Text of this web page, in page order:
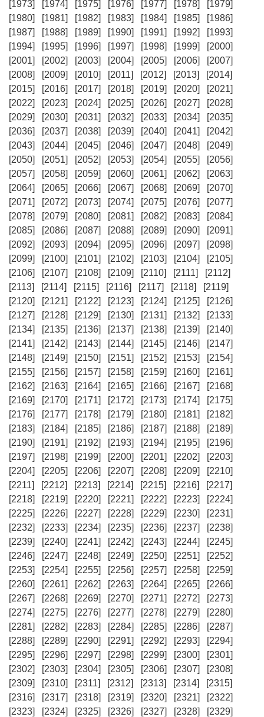
[1973] [1974] [1975] [1976] [1977] [1978]
[1979]
[1980]
[1981] [1982] [1983] [1984] [1985]
[1986]
[1987]
[1988] [1989] [1990] [1991] [1992]
[1993]
[1994]
[1995] [1996] [1997] [1998] [1999]
[2000]
[2001]
[2002] [2003] [2004] [2005] [2006]
[2007]
[2008]
[2009] [2010] [2011] [2012] [2013]
[2014]
[2015]
[2016] [2017] [2018] [2019] [2020]
[2021]
[2022]
[2023] [2024] [2025] [2026] [2027]
[2028]
[2029]
[2030] [2031] [2032] [2033] [2034]
[2035]
[2036]
[2037] [2038] [2039] [2040] [2041]
[2042]
[2043]
[2044] [2045] [2046] [2047] [2048]
[2049]
[2050]
[2051] [2052] [2053] [2054] [2055]
[2056]
[2057]
[2058] [2059] [2060] [2061] [2062]
[2063]
[2064]
[2065] [2066] [2067] [2068] [2069]
[2070]
[2071]
[2072] [2073] [2074] [2075] [2076]
[2077]
[2078]
[2079] [2080] [2081] [2082] [2083]
[2084]
[2085]
[2086] [2087] [2088] [2089] [2090]
[2091]
[2092]
[2093] [2094] [2095] [2096] [2097]
[2098]
[2099]
[2100] [2101] [2102] [2103] [2104]
[2105]
[2106]
[2107] [2108] [2109] [2110] [2111]
[2112]
[2113]
[2114] [2115] [2116] [2117] [2118]
[2119]
[2120]
[2121] [2122] [2123] [2124] [2125]
[2126]
[2127]
[2128] [2129] [2130] [2131] [2132]
[2133]
[2134]
[2135] [2136] [2137] [2138] [2139]
[2140]
[2141]
[2142] [2143] [2144] [2145] [2146]
[2147]
[2148]
[2149] [2150] [2151] [2152] [2153]
[2154]
[2155]
[2156] [2157] [2158] [2159] [2160]
[2161]
[2162]
[2163] [2164] [2165] [2166] [2167]
[2168]
[2169]
[2170] [2171] [2172] [2173] [2174]
[2175]
[2176]
[2177] [2178] [2179] [2180] [2181]
[2182]
[2183]
[2184] [2185] [2186] [2187] [2188]
[2189]
[2190]
[2191] [2192] [2193] [2194] [2195]
[2196]
[2197]
[2198] [2199] [2200] [2201] [2202]
[2203]
[2204]
[2205] [2206] [2207] [2208] [2209]
[2210]
[2211]
[2212] [2213] [2214] [2215] [2216]
[2217]
[2218]
[2219] [2220] [2221] [2222] [2223]
[2224]
[2225]
[2226] [2227] [2228] [2229] [2230]
[2231]
[2232]
[2233] [2234] [2235] [2236] [2237]
[2238]
[2239]
[2240] [2241] [2242] [2243] [2244]
[2245]
[2246]
[2247] [2248] [2249] [2250] [2251]
[2252]
[2253]
[2254] [2255] [2256] [2257] [2258]
[2259]
[2260]
[2261] [2262] [2263] [2264] [2265]
[2266]
[2267]
[2268] [2269] [2270] [2271] [2272]
[2273]
[2274]
[2275] [2276] [2277] [2278] [2279]
[2280]
[2281]
[2282] [2283] [2284] [2285] [2286]
[2287]
[2288]
[2289] [2290] [2291] [2292] [2293]
[2294]
[2295]
[2296] [2297] [2298] [2299] [2300]
[2301]
[2302]
[2303] [2304] [2305] [2306] [2307]
[2308]
[2309]
[2310] [2311] [2312] [2313] [2314]
[2315]
[2316]
[2317] [2318] [2319] [2320] [2321]
[2322]
[2323]
[2324] [2325] [2326] [2327] [2328]
[2329]